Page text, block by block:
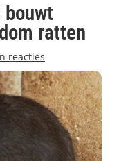
ratten
reacties